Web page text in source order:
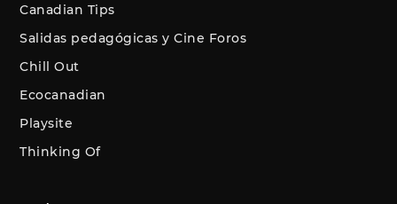
Canadian Tips
Salidas pedagógicas y Cine Foros
Chill Out
Ecocanadian
Playsite
Thinking Of